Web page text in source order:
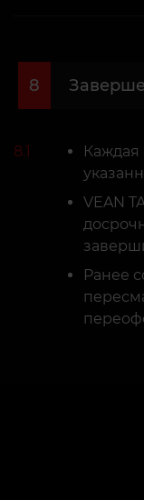
8
8.1
Каждая
VEAN
Ранее